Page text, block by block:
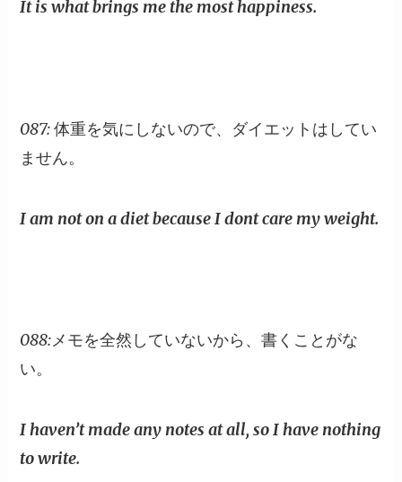
It is what brings me the most happiness.
087: 体重を気にしないので、ダイエットはしてい
ません。
I am not on a diet because I dont care my weight.
088:メモを全然していないから、書くことがな
い。
I haven’t made any notes at all, so I have nothing
to write.